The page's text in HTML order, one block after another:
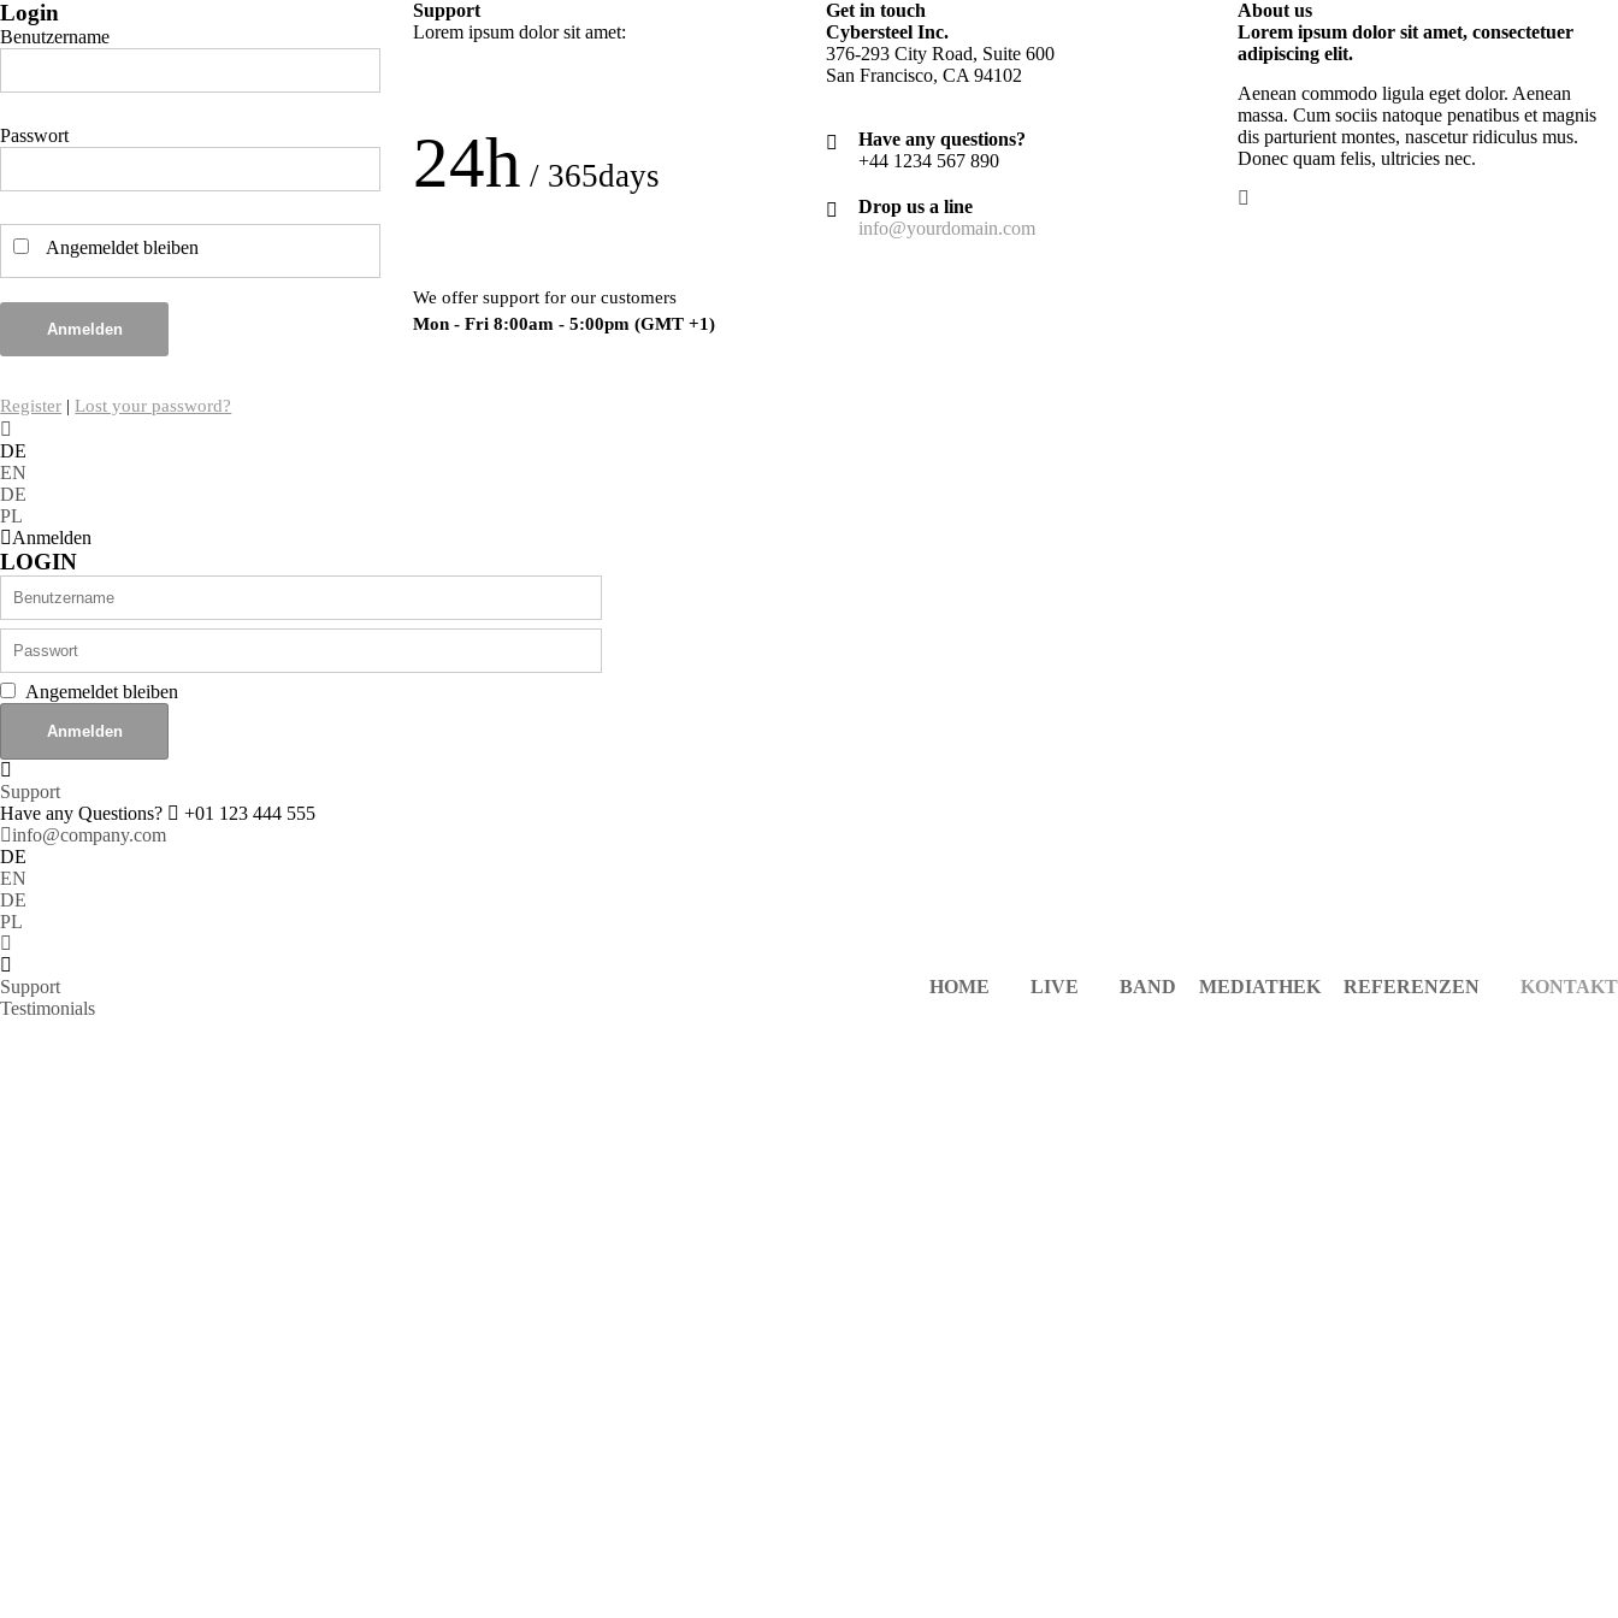
Login
Benutzername
Passwort
Angemeldet bleiben
Anmelden
Register |Lost your password?
Support
Lorem ipsum dolor sit amet:
24h / 365days
We offer support for our customers
Mon - Fri 8:00am - 5:00pm (GMT +1)
Get in touch
Cybersteel Inc.
376-293 City Road, Suite 600
San Francisco, CA 94102
Have any questions?
+44 1234 567 890
Drop us a line
info@yourdomain.com
About us
Lorem ipsum dolor sit amet, consectetuer
adipiscing elit.
Aenean commodo ligula eget dolor. Aenean
massa. Cum sociis natoque penatibus et magnis
dis parturient montes, nascetur ridiculus mus.
Donec quam felis, ultricies nec.
DE
EN
DE
PL
Anmelden
LOGIN
Angemeldet bleiben
Support
Have any Questions?
+01 123 444 555
info@company.com
DE
EN
DE
PL
HOME LIVE BAND MEDIATHEK REFERENZEN KONTAKT
Support
Testimonials